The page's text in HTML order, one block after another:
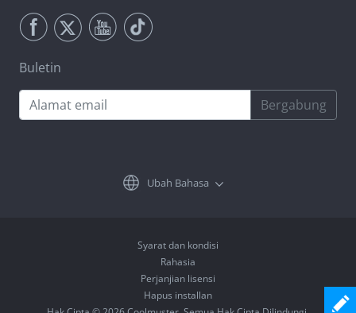
Buletin
Bergabung
Ubah Bahasa
Syarat dan kondisi
Rahasia
Perjanjian lisensi
Hapus installan